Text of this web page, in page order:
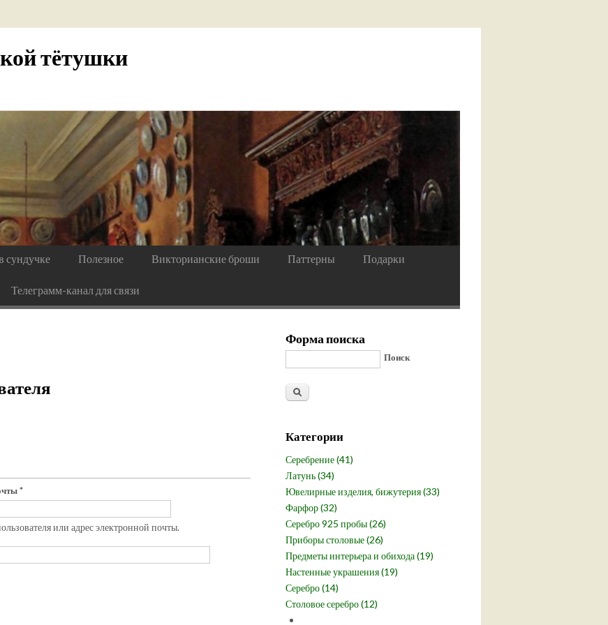
тётушки
сундучке Полезное Викторианские броши Паттерны Подарки
Телеграмм-канал для связи
*
или адрес электронной почты.
Форма поиска
Поиск
Категории
Серебрение (41)
Латунь (34)
Ювелирные изделия, бижутерия (33)
Фарфор (32)
Серебро 925 пробы (26)
Приборы столовые (26)
Предметы интерьера и обихода (19)
Настенные украшения (19)
Серебро (14)
Столовое серебро (12)